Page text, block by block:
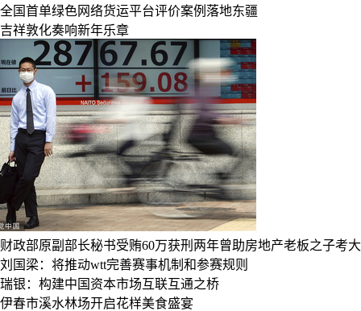
全国首单绿色网络货运平台评价案例落地东疆
吉祥敦化奏响新年乐章
财政部原副部长秘书受贿60万获刑两年曾助房地产老板之子考
刘国梁：将推动wtt完善赛事机制和参赛规则
瑞银：构建中国资本市场互联互通之桥
伊春市溪水林场开启花样美食盛宴